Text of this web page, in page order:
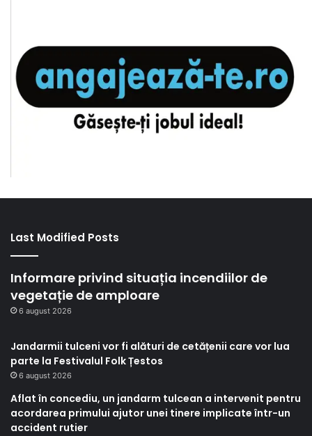
Last Modified Posts
Informare privind situația incendiilor de
vegetație de amploare
6 august 2026
Jandarmii tulceni vor fi alături de cetățenii care vor lua
parte la Festivalul Folk Țestos
6 august 2026
Aflat în concediu, un jandarm tulcean a intervenit pentru
acordarea primului ajutor unei tinere implicate într-un
accident rutier